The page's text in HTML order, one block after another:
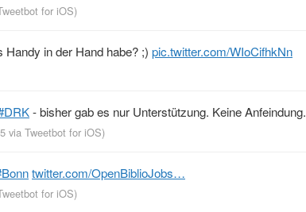
for iΟS)
in der Hand habe? ;) pic.twitter.com/WIoCifhkNn
- bisher gab es nur Unterstützung. Keine Anfeindung.
via Tweetbot for iΟS)
twitter.com/OpenBiblioJobs…
for iΟS)